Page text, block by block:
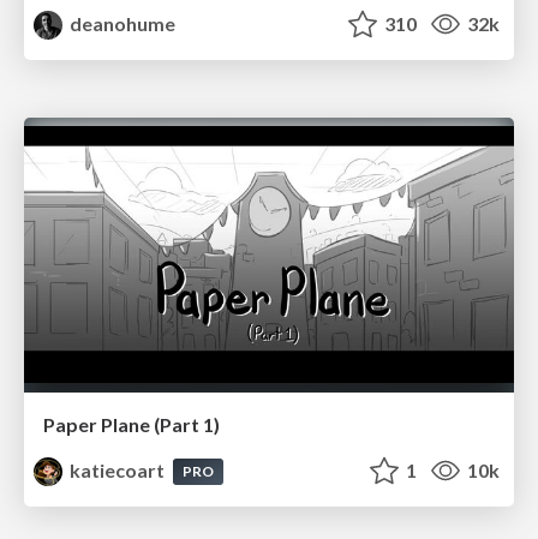
deanohume
310 32k
Paper Plane (Part 1)
katiecoart
PRO 1 10k